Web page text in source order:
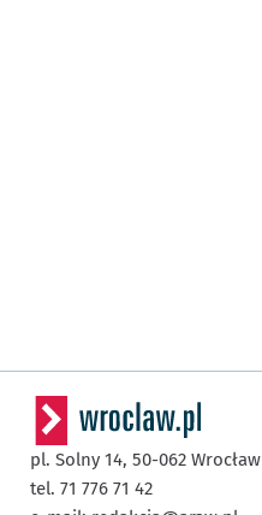
pl. Solny 14, 50-062 Wrocław
tel. 71 776 71 42